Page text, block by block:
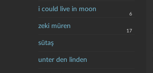
i could live in moon
6
zeki müren
17
sütaş
unter den linden